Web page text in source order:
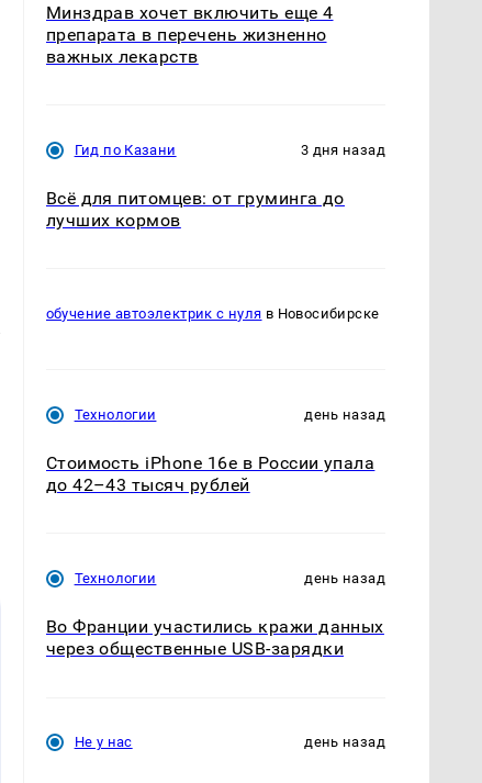
Минздрав хочет включить еще 4
препарата в перечень жизненно
важных лекарств
Гид по Казани 3 дня назад
Всё для питомцев: от груминга до
лучших кормов
обучение автоэлектрик с нуля в Новосибирске
Технологии день назад
Стоимость iPhone 16e в России упала
до 42–43 тысяч рублей
Технологии день назад
Во Франции участились кражи данных
через общественные USB-зарядки
Не у нас день назад